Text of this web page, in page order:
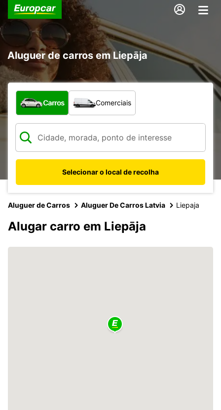
Aluguer de carros em Liepāja
Que tipo de veículo pretende?
Carros Comerciais
Selecionar o local de recolha
Aluguer de Carros Aluguer De Carros Latvia Liepaja
Alugar carro em Liepāja